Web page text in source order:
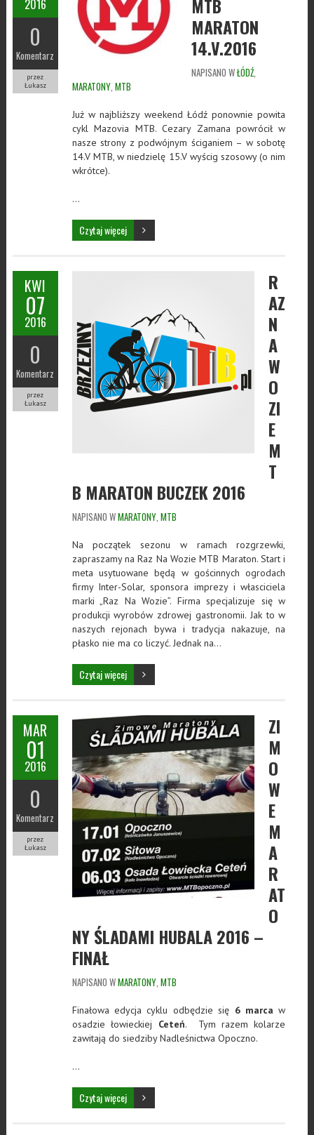
2016
0
Komentarz
przez
Łukasz
MTB
MARATON
14.V.2016
NAPISANO WŁÓDŹ,
MARATONY, MTB
Już w najbliższy weekend Łódź ponownie powita
cykl Mazovia MTB. Cezary Zamana powrócił w
nasze strony z podwójnym ściganiem – w sobotę
14.V MTB, w niedzielę 15.V wyścig szosowy (o nim
wkrótce).
…
Czytaj więcej
KWI
07
2016
0
Komentarz
przez
Łukasz
R
AZ
N
A
W
O
ZI
E
M
T
B MARATON BUCZEK 2016
NAPISANO WMARATONY, MTB
Na początek sezonu w ramach rozgrzewki,
zapraszamy na Raz Na Wozie MTB Maraton. Start i
meta usytuowane będą w gościnnych ogrodach
firmy Inter-Solar, sponsora imprezy i własciciela
marki „Raz Na Wozie”. Firma specjalizuje się w
produkcji wyrobów zdrowej gastronomii. Jak to w
naszych rejonach bywa i tradycja nakazuje, na
płasko nie ma co liczyć. Jednak na…
Czytaj więcej
MAR
01
2016
0
Komentarz
przez
Łukasz
ZI
M
O
W
E
M
A
R
AT
O
NY ŚLADAMI HUBALA 2016 –
FINAŁ
NAPISANO WMARATONY, MTB
Finałowa edycja cyklu odbędzie się 6 marca w
osadzie łowieckiej Ceteń. Tym razem kolarze
zawitają do siedziby Nadleśnictwa Opoczno.
…
Czytaj więcej